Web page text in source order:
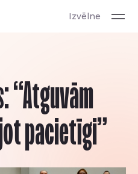
Izvēlne
“Atguvām
pacietīgi”